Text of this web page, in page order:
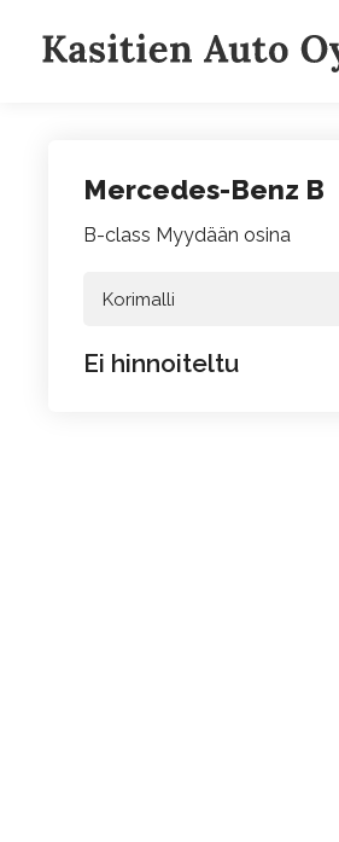
sisältöön
Mercedes-Benz B
B-class Myydään osina
Korimalli
Ei hinnoiteltu